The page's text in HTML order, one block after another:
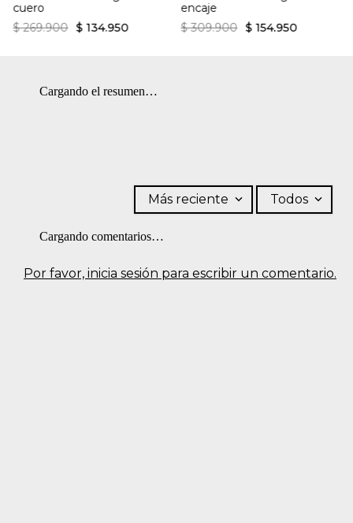
cuero
$ 269.900 $ 134.950
encaje
$ 309.900 $ 154.950
Cargando el resumen…
Por favor, inicia sesión para escribir un comentario.
Más reciente Todos
Cargando comentarios…